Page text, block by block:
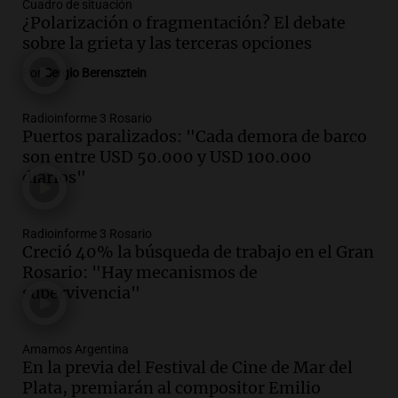
Córdoba ganan más del doble que los
privados, según un estudio
Noticias
Episodios
de droga por delivery en el microcentro
y plazas de Mendoza
Panorama Federal
Episodios
por accidentes de tránsito en el primer
semestre del 2026
Panorama Federal
Episodios
semestre de 2026
Panorama Federal
Cuadro de situación
¿Polarización o fragmentación? El debate
sobre la grieta y las terceras opciones
Sergio Berensztein
Radioinforme 3 Rosario
Puertos paralizados: "Cada demora de barco
son entre USD 50.000 y USD 100.000
diarios"
Radioinforme 3 Rosario
Creció 40% la búsqueda de trabajo en el Gran
Rosario: "Hay mecanismos de
supervivencia"
Amamos Argentina
En la previa del Festival de Cine de Mar del
Plata, premiarán al compositor Emilio